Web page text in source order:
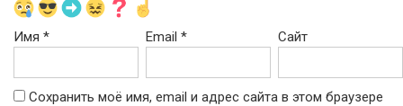
Имя * Email* Сайт
Сохранить моё имя, email и адрес сайта в этом браузере